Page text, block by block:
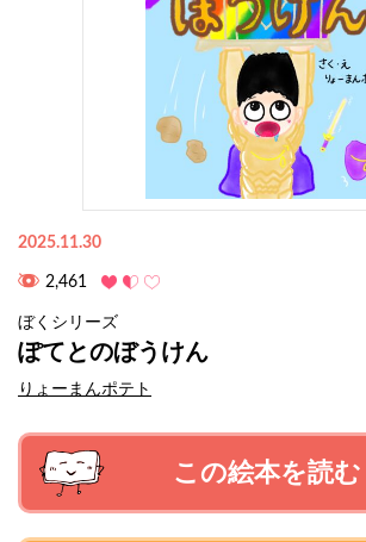
2025.11.30
2,461
ぼくシリーズ
ぽてとのぼうけん
りょーまんポテト
この絵本を読む